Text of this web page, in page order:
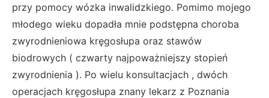
przy pomocy wózka inwalidzkiego. Pomimo mojego
młodego wieku dopadła mnie podstępna choroba
zwyrodnieniowa kręgosłupa oraz stawów
biodrowych ( czwarty najpoważniejszy stopień
zwyrodnienia ). Po wielu konsultacjach , dwóch
operacjach kręgosłupa znany lekarz z Poznania